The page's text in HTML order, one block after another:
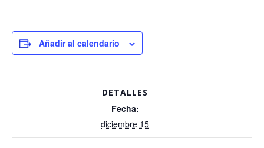
Añadir al calendario
DETALLES
Fecha:
diciembre 15